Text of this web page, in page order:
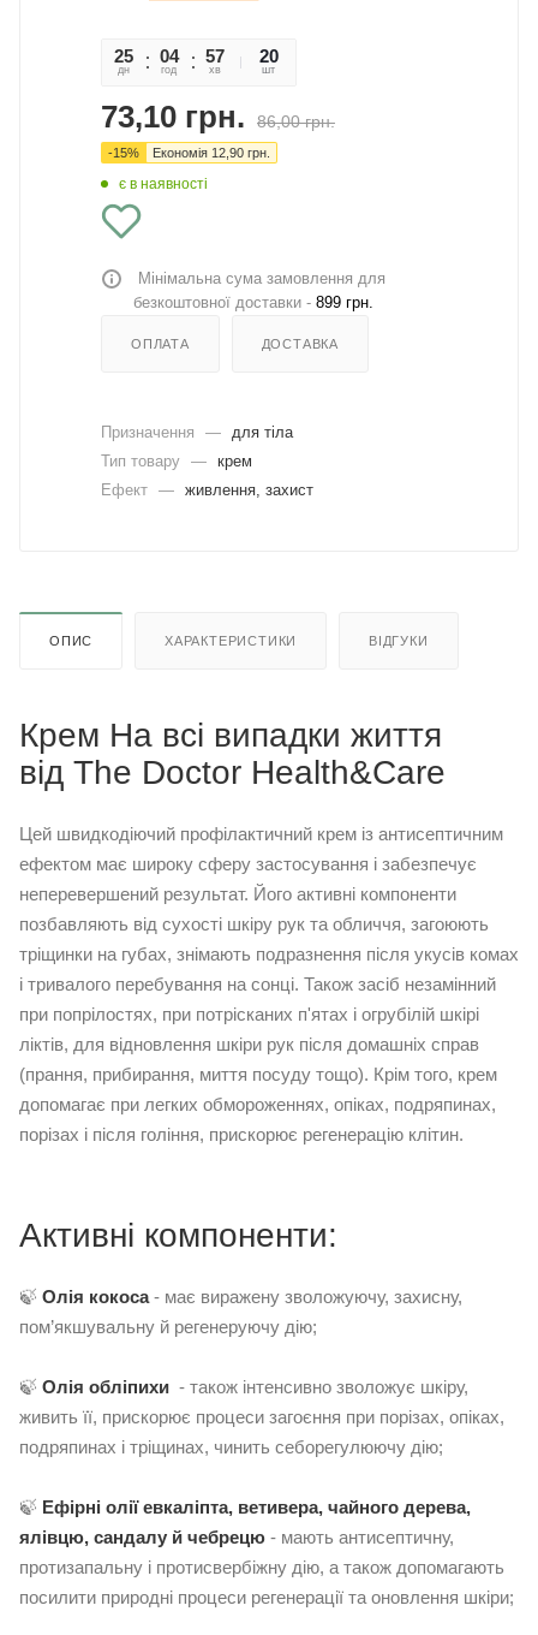
25
дн
04
год
57
хв
11
сек
20
шт
73,10 грн. 86,00грн.
-15% Економія 12,90 грн.
є в наявності
Мінімальна сума замовлення для
безкоштовної доставки - 899 грн.
ОПЛАТА ДОСТАВКА
Призначення —
для тіла
Тип товару — крем
Ефект — живлення, захист
ОПИС ХАРАКТЕРИСТИКИ ВІДГУКИ
Крем На всі випадки життя
від The Doctor Health&Care
Цей швидкодіючий профілактичний крем із антисептичним
ефектом має широку сферу застосування і забезпечує
неперевершений результат. Його активні компоненти
позбавляють від сухості шкіру рук та обличчя, загоюють
тріщинки на губах, знімають подразнення після укусів комах
і тривалого перебування на сонці. Також засіб незамінний
при попрілостях, при потрісканих п'ятах і огрубілій шкірі
ліктів, для відновлення шкіри рук після домашніх справ
(прання, прибирання, миття посуду тощо). Крім того, крем
допомагає при легких обмороженнях, опіках, подряпинах,
порізах і після гоління, прискорює регенерацію клітин.
Активні компоненти:
🍃 Олія кокоса- має виражену зволожуючу, захисну,
пом’якшувальну й регенеруючу дію;
🍃 Олія обліпихи - також інтенсивно зволожує шкіру,
живить її, прискорює процеси загоєння при порізах, опіках,
подряпинах і тріщинах, чинить себорегулюючу дію;
🍃 Ефірні олії евкаліпта, ветивера, чайного дерева,
ялівцю, сандалу й чебрецю - мають антисептичну,
протизапальну і протисвербіжну дію, а також допомагають
посилити природні процеси регенерації та оновлення шкіри;